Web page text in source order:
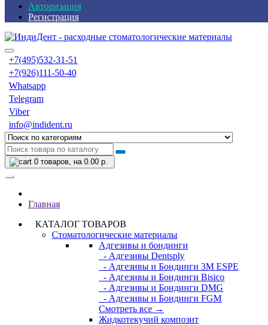
Авторизация
Регистрация
+7(495)532-31-51
+7(926)111-50-40
Whatsapp
Telegram
Viber
info@indident.ru
0 товаров, на 0.00 р.
Главная
КАТАЛОГ ТОВАРОВ
Стоматологические материалы
Адгезивы и бондинги
- Адгезивы Dentsply
- Адгезивы и Бондинги 3M ESPE
- Адгезивы и Бондинги Bisico
- Адгезивы и Бондинги DMG
- Адгезивы и Бондинги FGM
Смотреть все →
Жидкотекучий композит